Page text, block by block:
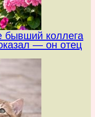
бывший коллега
— он отец